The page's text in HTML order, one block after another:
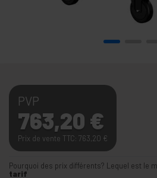
PVP
763,20 €
Prix de vente TTC: 763,20 €
Pourquoi des prix différents? Lequel est le
tarif